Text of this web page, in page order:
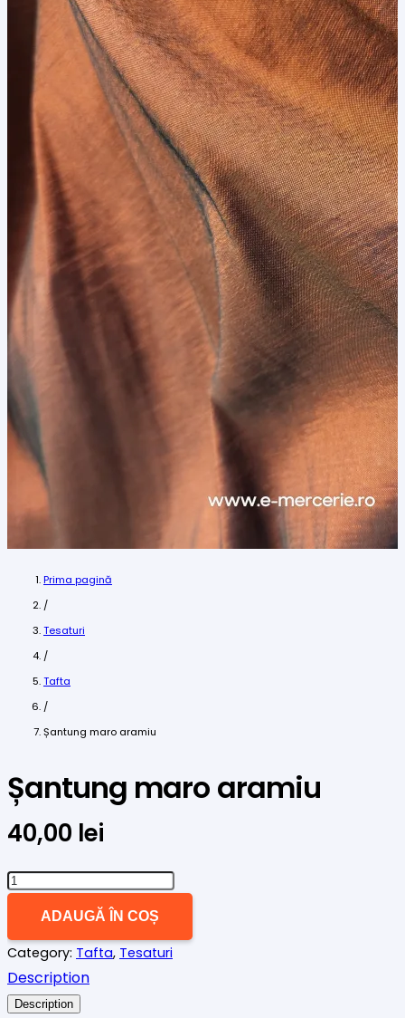
Prima pagină
/
Tesaturi
/
Tafta
/
Șantung maro aramiu
Șantung maro aramiu
40,00 lei
Cantitate
aramiu
ADAUGĂ ÎN COȘ
Category: Tafta, Tesaturi
Description
Description